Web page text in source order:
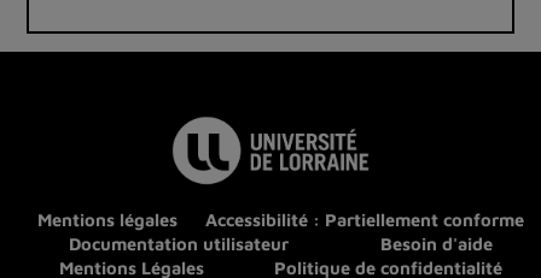
Mentions légales
Accessibilité : Partiellement conforme
Documentation utilisateur
Besoin d'aide
Mentions Légales
Politique de confidentialité